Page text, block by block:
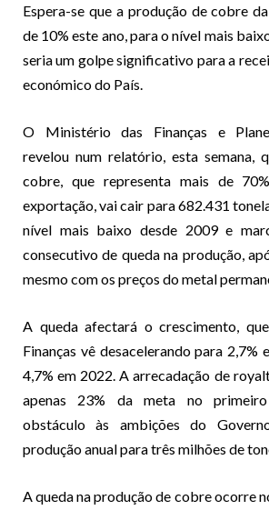
Espera-se que a produção de cobre
de 10% este ano, para o nível mais
seria um golpe significativo para a
económico do País.
O Ministério das Finanças e
revelou num relatório, esta semana,
cobre, que representa mais de
exportação, vai cair para 682.431
nível mais baixo desde 2009 e
consecutivo de queda na produção,
mesmo com os preços do metal
A queda afectará o crescimento,
Finanças vê desacelerando para 2,7%
4,7% em 2022. A arrecadação de
apenas 23% da meta no
obstáculo às ambições do
produção anual para três milhões de
A queda na produção de cobre ocorre